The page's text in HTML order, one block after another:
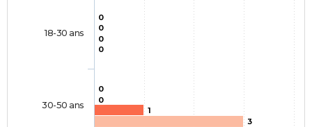
0
0
0
0
0
1
0
3
18-30 ans
30-50 ans